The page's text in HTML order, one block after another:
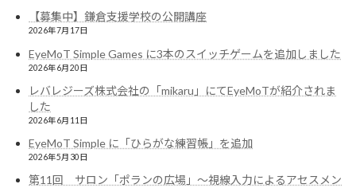
【募集中】鎌倉支援学校の公開講座
2026年7月17日
EyeMoT Simple Games に3本のスイッチゲームを追加しました
2026年6月20日
レバレジーズ株式会社の「mikaru」にてEyeMoTが紹介されま
した
2026年6月11日
EyeMoT Simple に「ひらがな練習帳」を追加
2026年5月30日
第11回 サロン「ポランの広場」〜視線入力によるアセスメン